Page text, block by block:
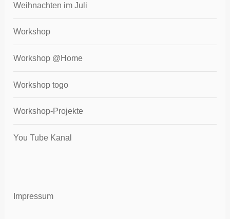
Weihnachten im Juli
Workshop
Workshop @Home
Workshop togo
Workshop-Projekte
You Tube Kanal
Impressum